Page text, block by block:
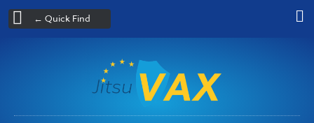
← Quick Find